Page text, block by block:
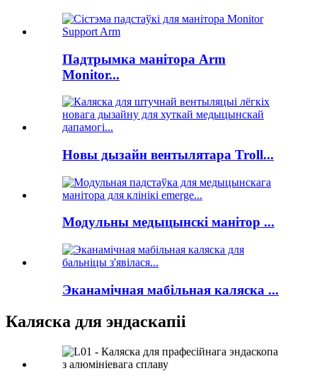
Падтрымка манітора Arm
Monitor...
Новы дызайн вентылятара Troll...
Модульны медыцынскі манітор ...
Эканамічная мабільная каляска ...
Каляска для эндаскапіі